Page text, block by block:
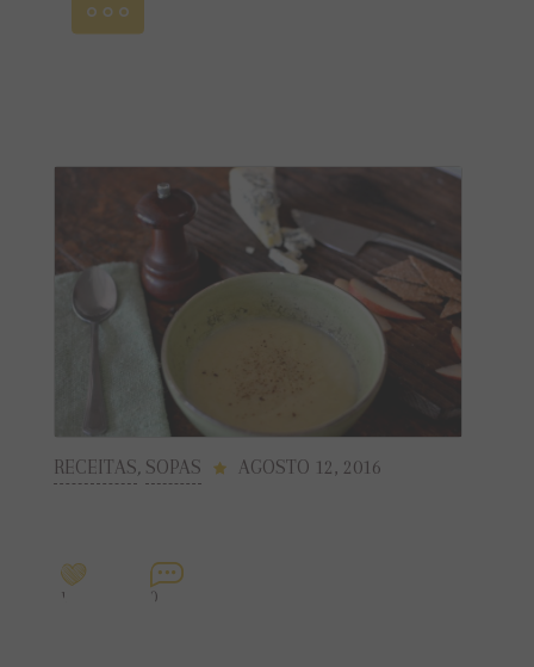
RECEITAS, SOPAS AGOSTO 12, 2016
1 0